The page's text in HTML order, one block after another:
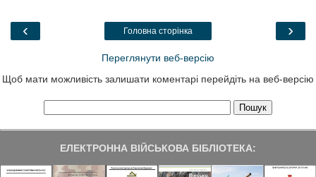
o
a
‹ ›
Головна сторінка
Переглянути веб-версію
Щоб мати можливість залишати коментарі перейдіть на веб-версію
ЕЛЕКТРОННА ВІЙСЬКОВА БІБЛІОТЕКА: